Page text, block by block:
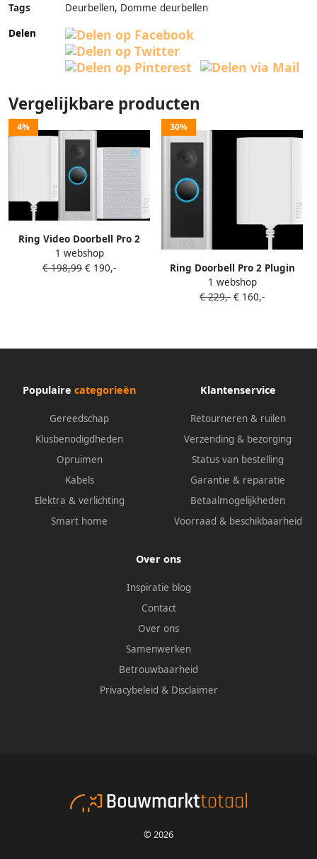
Tags
Deurbellen, Domme deurbellen
Delen
Vergelijkbare producten
4%
Ring Video Doorbell Pro 2
Plugin + Chime
1 webshop
€ 198,99 € 190,-
30%
Ring Doorbell Pro 2 Plugin
1 webshop
€ 229,- € 160,-
Populaire categorieën
Gereedschap
Klusbenodigdheden
Opruimen
Kabels
Elektra & verlichting
Smart home
Klantenservice
Retourneren & ruilen
Verzending & bezorging
Status van bestelling
Garantie & reparatie
Betaalmogelijkheden
Voorraad & beschikbaarheid
Over ons
Inspiratie blog
Contact
Over ons
Samenwerken
Betrouwbaarheid
Privacybeleid & Disclaimer
© 2026